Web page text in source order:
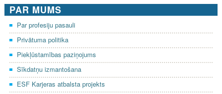
PAR MUMS
Par profesiju pasauli
Privātuma politika
Piekļūstamības paziņojums
Sīkdatņu izmantošana
ESF Karjeras atbalsta projekts